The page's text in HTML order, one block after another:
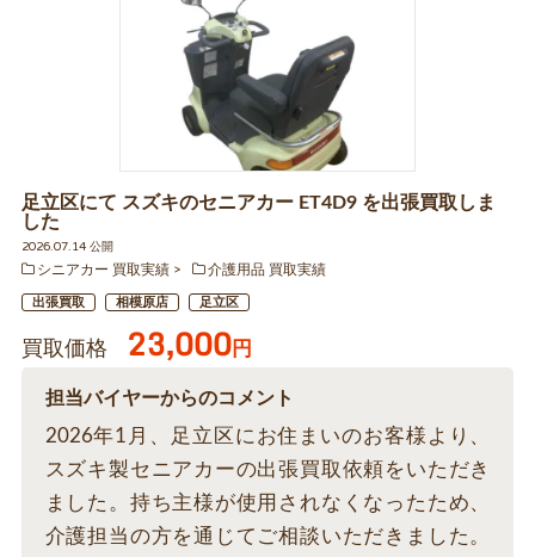
足立区にて スズキのセニアカー ET4D9 を出張買取しま
した
2026.07.14 公開
シニアカー 買取実績
介護用品 買取実績
出張買取 相模原店 足立区
買取価格 23,000円
担当バイヤーからのコメント
2026年1月、足立区にお住まいのお客様より、
スズキ製セニアカーの出張買取依頼をいただき
ました。持ち主様が使用されなくなったため、
介護担当の方を通じてご相談いただきました。